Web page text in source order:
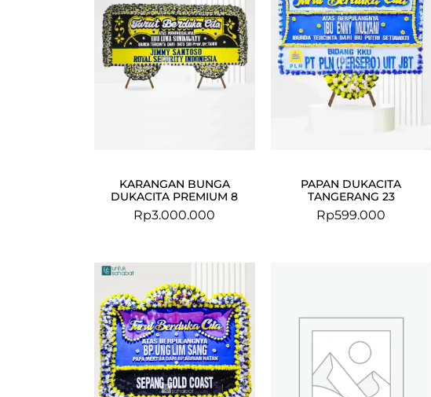
KARANGAN BUNGA
DUKACITA PREMIUM 8
Rp3.000.000
PAPAN DUKACITA
TANGERANG 23
Rp599.000